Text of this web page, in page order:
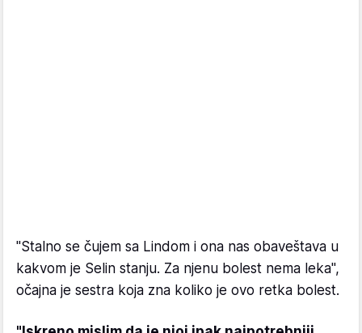
"Stalno se čujem sa Lindom i ona nas obaveštava u
kakvom je Selin stanju. Za njenu bolest nema leka",
očajna je sestra koja zna koliko je ovo retka bolest.